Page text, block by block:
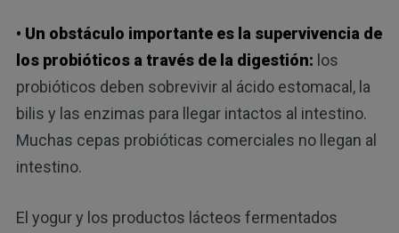
• Un obstáculo importante es la supervivencia de
los probióticos a través de la digestión: los
probióticos deben sobrevivir al ácido estomacal, la
bilis y las enzimas para llegar intactos al intestino.
Muchas cepas probióticas comerciales no llegan al
intestino.
El yogur y los productos lácteos fermentados